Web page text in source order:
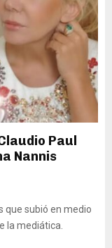
Paul
Nannis
que subió en medio
la mediática.